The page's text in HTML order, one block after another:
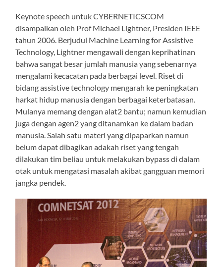
Keynote speech untuk CYBERNETICSCOM
disampaikan oleh Prof Michael Lightner, Presiden IEEE
tahun 2006. Berjudul Machine Learning for Assistive
Technology, Lightner mengawali dengan keprihatinan
bahwa sangat besar jumlah manusia yang sebenarnya
mengalami kecacatan pada berbagai level. Riset di
bidang assistive technology mengarah ke peningkatan
harkat hidup manusia dengan berbagai keterbatasan.
Mulanya memang dengan alat2 bantu; namun kemudian
juga dengan agen2 yang ditanamkan ke dalam badan
manusia. Salah satu materi yang dipaparkan namun
belum dapat dibagikan adakah riset yang tengah
dilakukan tim beliau untuk melakukan bypass di dalam
otak untuk mengatasi masalah akibat gangguan memori
jangka pendek.